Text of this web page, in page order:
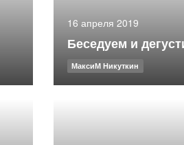
16 апреля 2019
Беседуем и
МаксиМ Никуткин